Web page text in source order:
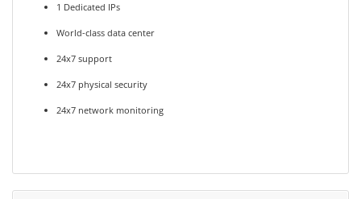
1 Dedicated IPs
World-class data center
24x7 support
24x7 physical security
24x7 network monitoring